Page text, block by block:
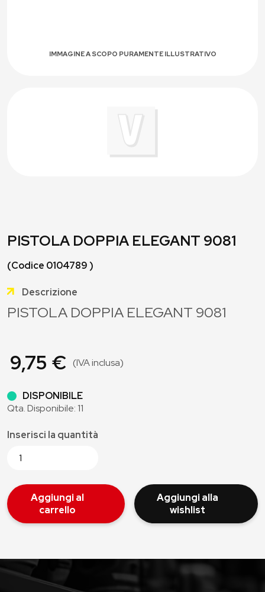
IMMAGINE A SCOPO PURAMENTE ILLUSTRATIVO
PISTOLA DOPPIA ELEGANT 9081
(Codice 0104789 )
Descrizione
PISTOLA DOPPIA ELEGANT 9081
9,75 € (IVA inclusa)
DISPONIBILE
Qta. Disponibile: 11
Inserisci la quantità
Aggiungi al
carrello
Aggiungi alla
wishlist